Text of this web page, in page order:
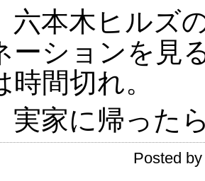
六本木ヒルズ
ーションを見
時間切れ。
実家に帰った
Posted